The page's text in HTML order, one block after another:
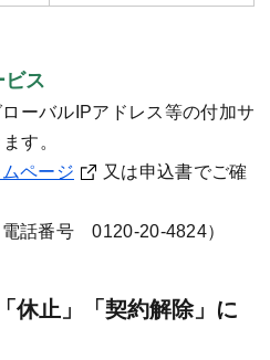
ビス
ーバルIPアドレス等の付加サ
す。
ページ
又は申込書でご確
話番号 0120-20-4824）
休止」「契約解除」に